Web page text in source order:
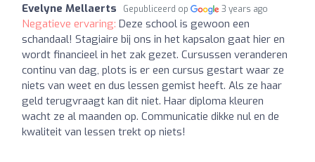
Evelyne Mellaerts Gepubliceerd op 3 years ago
Negatieve ervaring: Deze school is gewoon een
schandaal! Stagiaire bij ons in het kapsalon gaat hier en
wordt financieel in het zak gezet. Cursussen veranderen
continu van dag, plots is er een cursus gestart waar ze
niets van weet en dus lessen gemist heeft. Als ze haar
geld terugvraagt kan dit niet. Haar diploma kleuren
wacht ze al maanden op. Communicatie dikke nul en de
kwaliteit van lessen trekt op niets!